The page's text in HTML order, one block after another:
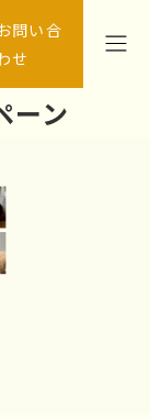
問い合
せ
ーン